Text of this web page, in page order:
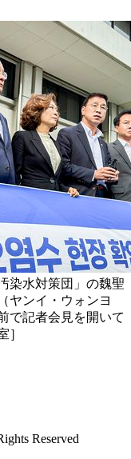
染水対策団」の魏聖
ヤンイ・ウォンヨ
で記者会見を開いて
Reserved